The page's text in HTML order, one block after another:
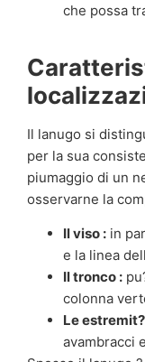
che possa
Il lanugo si
per la sua
piumaggio di un
osservarne la
Il viso : in
e la linea
Il tronco :
colonna
Le
avambracci